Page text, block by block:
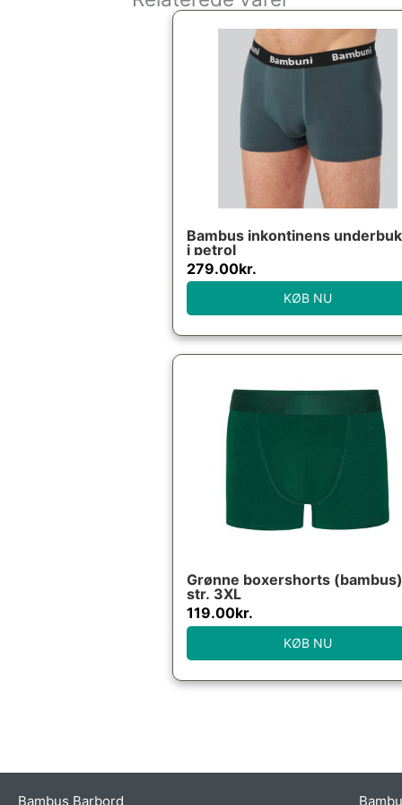
Bambus inkontinens
i petrol
279.00kr.
KØB NU
Grønne boxershorts
str. 3XL
119.00kr.
KØB NU
Bambus Barbord